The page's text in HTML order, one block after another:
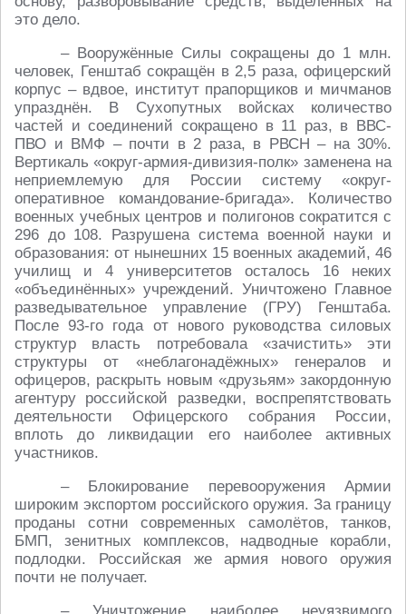
это дело.
– Вооружённые Силы сокращены до 1 млн.
человек, Генштаб сокращён в 2,5 раза, офицерский
корпус – вдвое, институт прапорщиков и мичманов
упразднён. В Сухопутных войсках количество
частей и соединений сокращено в 11 раз, в ВВС-
ПВО и ВМФ – почти в 2 раза, в РВСН – на 30%.
Вертикаль «округ-армия-дивизия-полк» заменена на
неприемлемую для России систему «округ-
оперативное командование-бригада». Количество
военных учебных центров и полигонов сократится с
296 до 108. Разрушена система военной науки и
образования: от нынешних 15 военных академий, 46
училищ и 4 университетов осталось 16 неких
«объединённых» учреждений. Уничтожено Главное
разведывательное управление (ГРУ) Генштаба.
После 93-го года от нового руководства силовых
структур власть потребовала «зачистить» эти
структуры от «неблагонадёжных» генералов и
офицеров, раскрыть новым «друзьям» закордонную
агентуру российской разведки, воспрепятствовать
деятельности Офицерского собрания России,
вплоть до ликвидации его наиболее активных
участников.
– Блокирование перевооружения Армии
широким экспортом российского оружия. За границу
проданы сотни современных самолётов, танков,
БМП, зенитных комплексов, надводные корабли,
подлодки. Российская же армия нового оружия
почти не получает.